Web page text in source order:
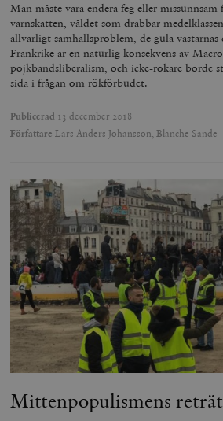
Man måste vara endera feg eller
värnskatten, våldet som drabbar
allvarligt samhällsproblem, de gula
Frankrike är en naturlig konsekvens av
pojkbandsliberalism, och icke-rökare borde
sida i frågan om rökförbudet.
Publicerad 13 december 2018
Författare Lars Anders Johansson, Blanche Sande
Mittenpopulismens